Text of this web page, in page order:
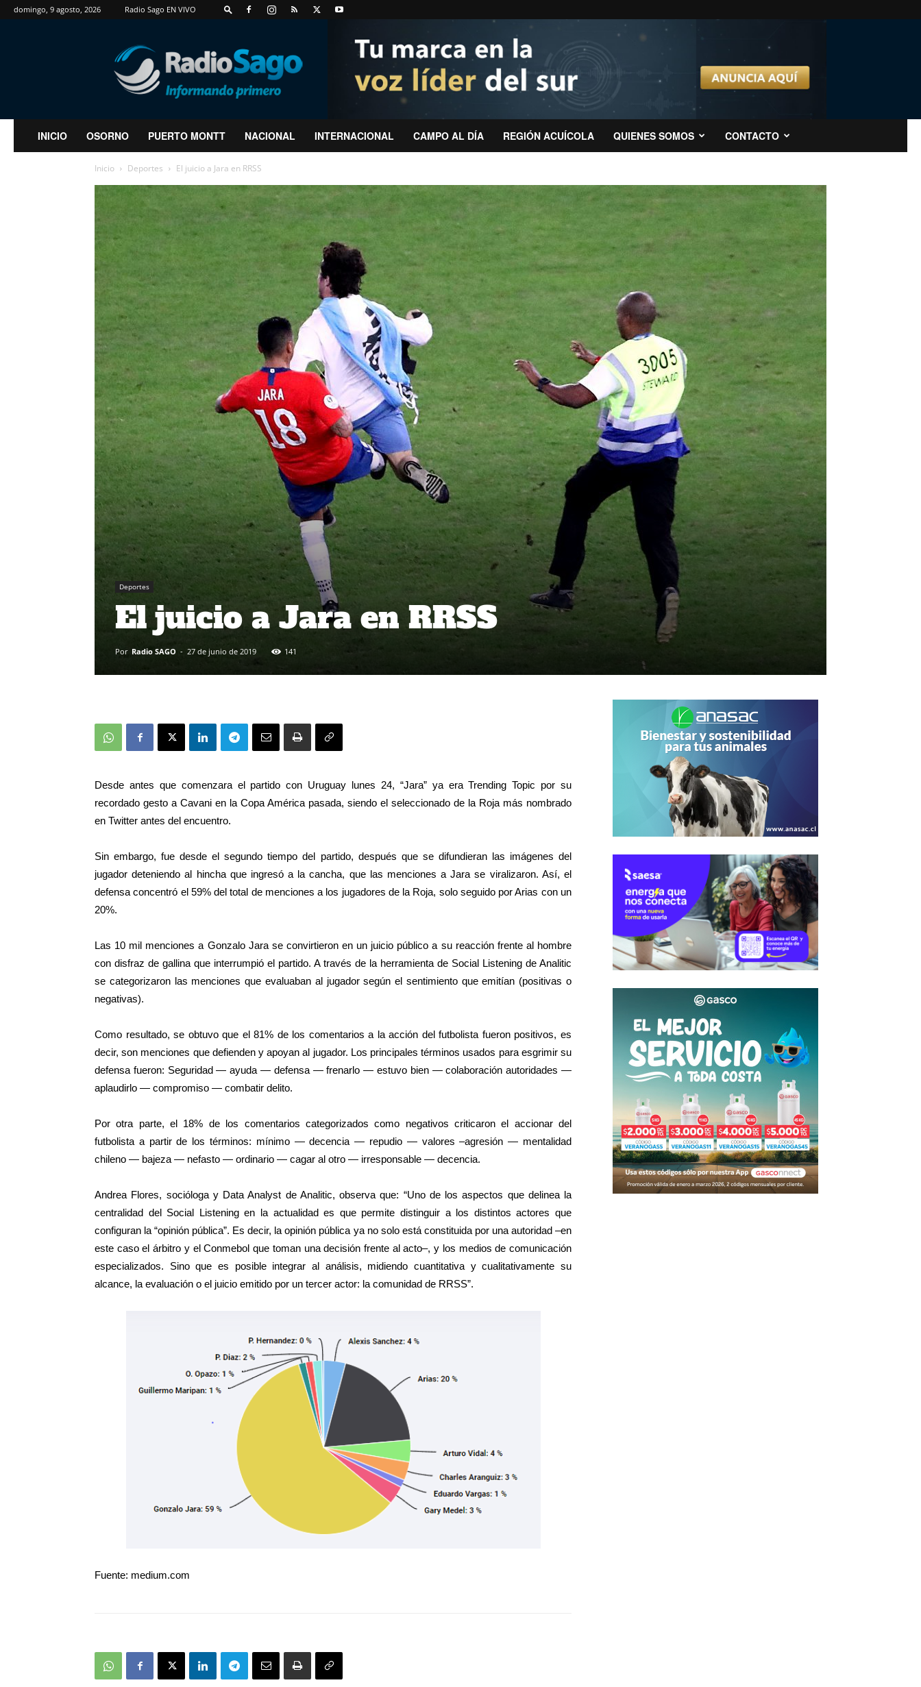
domingo, 9 agosto, 2026 Radio Sago EN VIVO
RadioSago
INICIO OSORNO PUERTO MONTT NACIONAL INTERNACIONAL CAMPO AL DÍA REGIÓN ACUÍCOLA QUIENES SOMOS CONTACTO
Inicio Deportes El juicio a Jara en RRSS
Deportes
El juicio a Jara en RRSS
Por Radio SAGO - 27 de junio de 2019 141
Desde antes que comenzara el partido con Uruguay lunes 24, “Jara” ya era Trending Topic por su
recordado gesto a Cavani en la Copa América pasada, siendo el seleccionado de la Roja más nombrado
en Twitter antes del encuentro.
Sin embargo, fue desde el segundo tiempo del partido, después que se difundieran las imágenes del
jugador deteniendo al hincha que ingresó a la cancha, que las menciones a Jara se viralizaron. Así, el
defensa concentró el 59% del total de menciones a los jugadores de la Roja, solo seguido por Arias con un
20%.
Las 10 mil menciones a Gonzalo Jara se convirtieron en un juicio público a su reacción frente al hombre
con disfraz de gallina que interrumpió el partido. A través de la herramienta de Social Listening de Analitic
se categorizaron las menciones que evaluaban al jugador según el sentimiento que emitían (positivas o
negativas).
Como resultado, se obtuvo que el 81% de los comentarios a la acción del futbolista fueron positivos, es
decir, son menciones que defienden y apoyan al jugador. Los principales términos usados para esgrimir su
defensa fueron: Seguridad — ayuda — defensa — frenarlo — estuvo bien — colaboración autoridades —
aplaudirlo — compromiso — combatir delito.
Por otra parte, el 18% de los comentarios categorizados como negativos criticaron el accionar del
futbolista a partir de los términos: mínimo — decencia — repudio — valores –agresión — mentalidad
chileno — bajeza — nefasto — ordinario — cagar al otro — irresponsable — decencia.
Andrea Flores, socióloga y Data Analyst de Analitic, observa que: “Uno de los aspectos que delinea la
centralidad del Social Listening en la actualidad es que permite distinguir a los distintos actores que
configuran la “opinión pública”. Es decir, la opinión pública ya no solo está constituida por una autoridad –en
este caso el árbitro y el Conmebol que toman una decisión frente al acto–, y los medios de comunicación
especializados. Sino que es posible integrar al análisis, midiendo cuantitativa y cualitativamente su
alcance, la evaluación o el juicio emitido por un tercer actor: la comunidad de RRSS”.
Fuente: medium.com